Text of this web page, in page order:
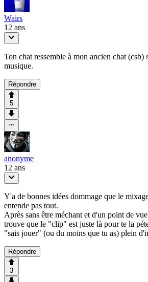
Wairs
12 ans
Ton chat ressemble à mon ancien chat (csb)
musique.
Répondre
5
anonyme
12 ans
Y'a de bonnes idées dommage que le
entende pas tout.
Après sans être méchant et d'un point de
trouve que le "clip" est juste là pour te la
"sais jouer" (ou du moins que tu as) plein
Répondre
3